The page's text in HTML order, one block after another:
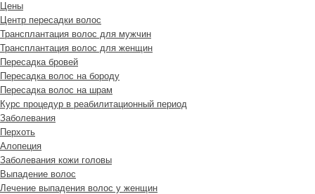
Цены
Центр пересадки волос
Трансплантация волос для мужчин
Трансплантация волос для женщин
Пересадка бровей
Пересадка волос на бороду
Пересадка волос на шрам
Курс процедур в реабилитационный период
Заболевания
Перхоть
Алопеция
Заболевания кожи головы
Выпадение волос
Лечение выпадения волос у женщин